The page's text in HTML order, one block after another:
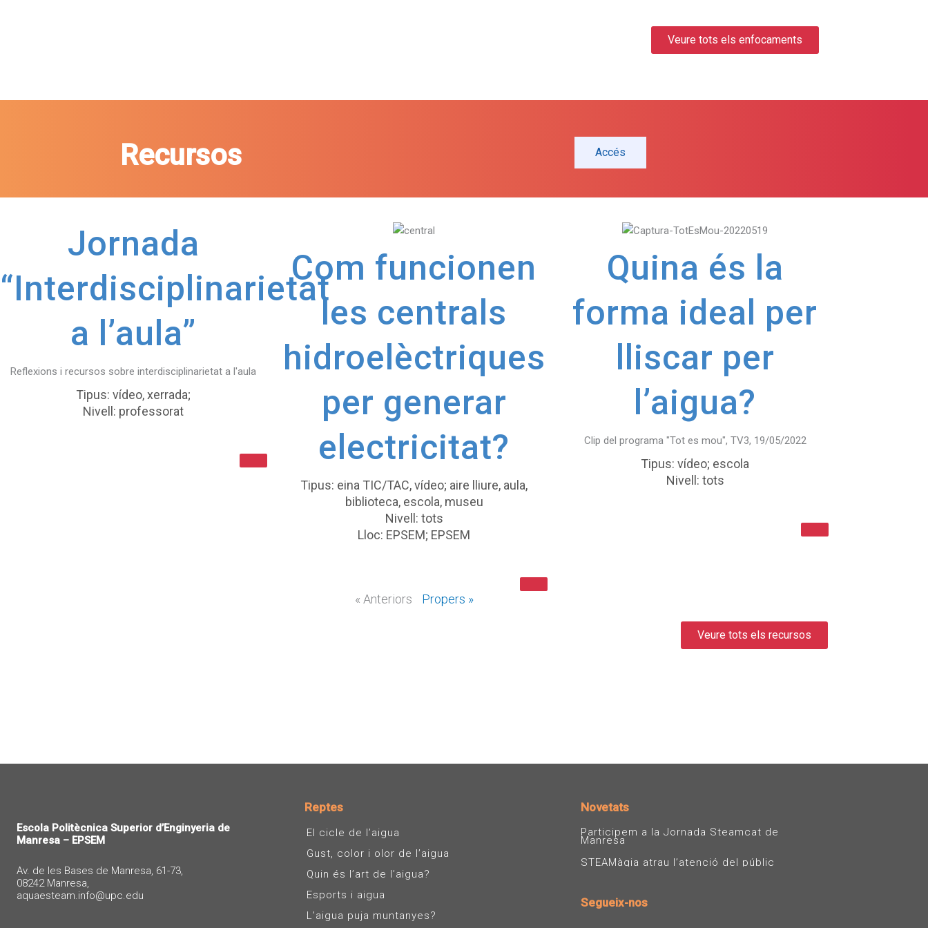
Veure tots els enfocaments
Recursos Accés
Jornada
“Interdisciplinarietat
a l’aula”
Reflexions i recursos sobre interdisciplinarietat a l'aula
Tipus: vídeo, xerrada;
Nivell: professorat
Com funcionen
les centrals
hidroelèctriques
per generar
electricitat?
Tipus: eina TIC/TAC, vídeo; aire lliure, aula,
biblioteca, escola, museu
Nivell: tots
Lloc: EPSEM; EPSEM
Quina és la
forma ideal per
lliscar per
l’aigua?
Clip del programa "Tot es mou", TV3, 19/05/2022
Tipus: vídeo; escola
Nivell: tots
« Anteriors Propers »
Veure tots els recursos
Escola Politècnica Superior d’Enginyeria de
Manresa – EPSEM
Av. de les Bases de Manresa, 61-73,
08242 Manresa,
aquaesteam.info@upc.edu
Reptes
El cicle de l’aigua
Gust, color i olor de l’aigua
Quin és l’art de l’aigua?
Esports i aigua
L’aigua puja muntanyes?
Novetats
Participem a la Jornada Steamcat de
Manresa
STEAMàgia atrau l’atenció del públic
Segueix-nos